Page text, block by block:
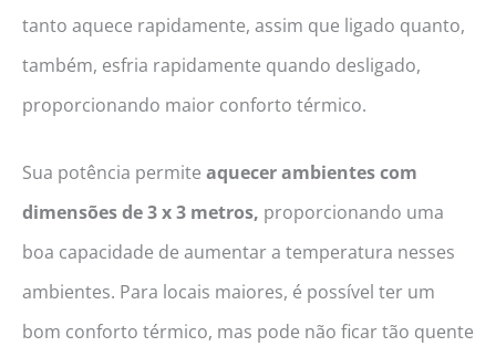
tanto aquece rapidamente, assim que ligado quanto,
também, esfria rapidamente quando desligado,
proporcionando maior conforto térmico.
Sua potência permite aquecer ambientes com
dimensões de 3 x 3 metros, proporcionando uma
boa capacidade de aumentar a temperatura nesses
ambientes. Para locais maiores, é possível ter um
bom conforto térmico, mas pode não ficar tão quente